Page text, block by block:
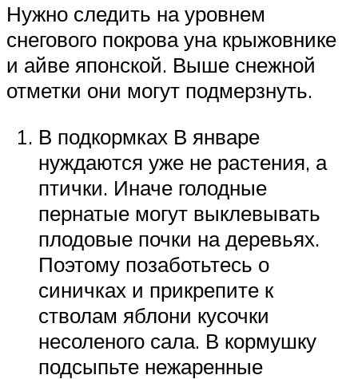
Нужно следить на уровнем
снегового покрова уна крыжовнике
и айве японской. Выше снежной
отметки они могут подмерзнуть.
В подкормках В январе
нуждаются уже не растения, а
птички. Иначе голодные
пернатые могут выклевывать
плодовые почки на деревьях.
Поэтому позаботьтесь о
синичках и прикрепите к
стволам яблони кусочки
несоленого сала. В кормушку
подсыпьте нежаренные